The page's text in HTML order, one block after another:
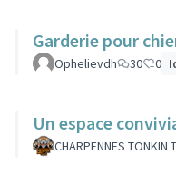
Garderie pour
Ophelievdh 30 0
Un espace
CHARPENNES TONKIN